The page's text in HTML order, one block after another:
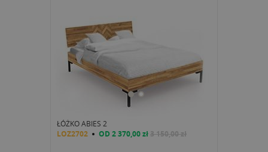
ŁÓŻKO ABIES 2
LOZ2702 OD 2 370,00 zł3 150,00 zł